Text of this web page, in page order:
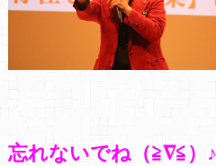
忘れないでね（≧∇≦）♪